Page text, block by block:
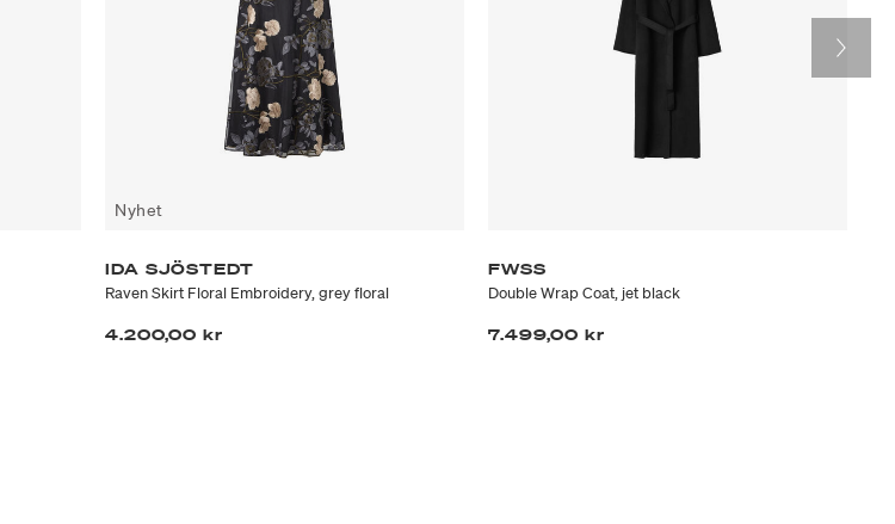
Nyhet
IDA SJÖSTEDT
Raven Skirt Floral Embroidery, grey floral
4.200,00 kr
FWSS
Double Wrap Coat, jet black
7.499,00 kr